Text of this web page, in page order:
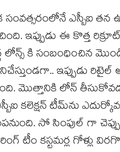
సంవత్సరంలోనే ఎస్బీఐ తన
ఇప్పుడు ఈ కొత్త
లోన్స్ కి సంబంధించిన
ఇప్పుడు
మొత్తానికి లోన్
కలెక్షన్ టీమ్‌ను
సో సింపుల్ గా
టీం కస్టమర్ల గోళ్లు